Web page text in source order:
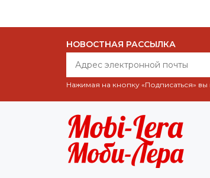
НОВОСТНАЯ РАССЫЛКА
Нажимая на кнопку «Подписаться»